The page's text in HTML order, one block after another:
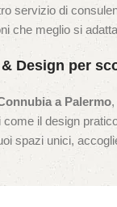
servizio di
che meglio si
Design per
a Palermo
il design
spazi unici,